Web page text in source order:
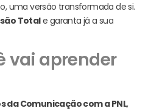
uma versão transformada de si.
Totale garanta já a sua
vai aprender
da Comunicação com a PNL,